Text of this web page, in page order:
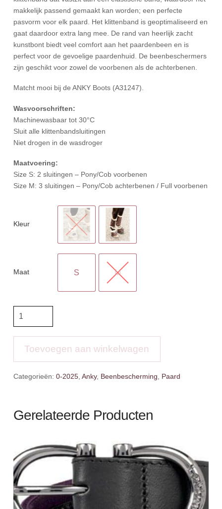
makkelijk passend gemaakt kan worden; een perfecte
pasvorm voor elk paard. Het klittenband is geoptimaliseerd en
gaat daardoor extra lang mee. De rand van heerlijk zacht
kunstbont biedt veel comfort aan het paardenbeen en is
perfect voor de gevoelige paardenhuid. De beenbeschermers
zijn geschikt voor zowel de voorbenen als de achterbenen.
Matcht mooi bij de ANKY Boots (A31247).
Wasvoorschriften:
Machinewasbaar tot 30°C
Sluit alle klittenbandsluitingen
Niet drogen in de wasdroger
Maatvoering:
Size S: 2 sluitingen – Pony/Cob voorbenen
Size M: 3 sluitingen – Pony/Cob achterbenen / Full voorbenen
Kleur
Maat S M
JubileeToevoegen aan winkelwagen
Categorieën: 0-2025, Anky, Beenbescherming, Paard
Gerelateerde Producten